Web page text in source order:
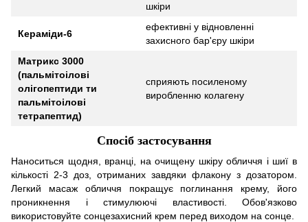
шкіри
Кераміди-6
ефективні у відновленні
захисного бар'єру шкіри
Матрикс 3000
(пальмітоілові
олігопептиди ти
пальмітоілові
тетрапептид)
сприяють посиленому
виробленню колагену
Спосіб застосування
Наноситься щодня, вранці, на очищену шкіру обличчя і шиї в
кількості 2-3 доз, отриманих завдяки флакону з дозатором.
Легкий масаж обличчя покращує поглинання крему, його
проникнення і стимулюючі властивості. Обов'язково
використовуйте сонцезахисний крем перед виходом на сонце.